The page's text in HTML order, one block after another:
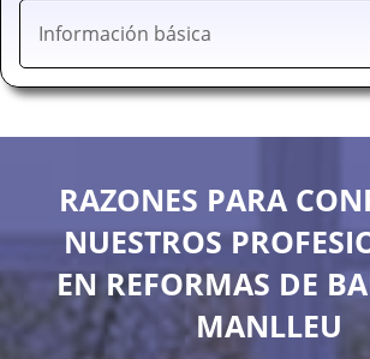
Información básica
RAZONES PARA
NUESTROS
EN REFORMAS DE
MANLLEU